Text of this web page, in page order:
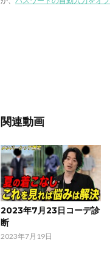
関連動画
2023年7月23日コーデ診
断
2023年7月19日